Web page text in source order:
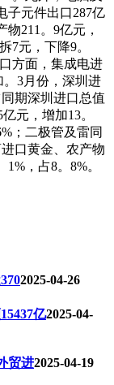
子元件出口287亿
211。9亿元，
7元，下降9。
方面，集成电进
3月份，深圳进
期深圳进口总值
元，增加13。
；二极管及雷同
口黄金、农产物
，占8。8%。
2025-04-26
亿2025-04-
贸进2025-04-19